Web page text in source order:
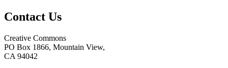
Contact Us
Creative Commons
PO Box 1866, Mountain View,
CA 94042